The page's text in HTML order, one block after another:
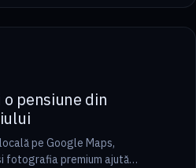
6 min
pensiune din
pe Google Maps,
fotografia premium ajută